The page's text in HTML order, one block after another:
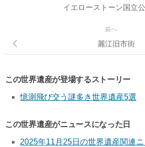
イエローストーン国立
前へ
麗江旧市街
この世界遺産が登場するストーリー
憶測飛び交う謎多き世界遺産5選
この世界遺産がニュースになった日
2025年11月25日の世界遺産関連ニ